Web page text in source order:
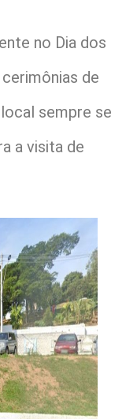
no Dia dos
de
sempre se
a visita de